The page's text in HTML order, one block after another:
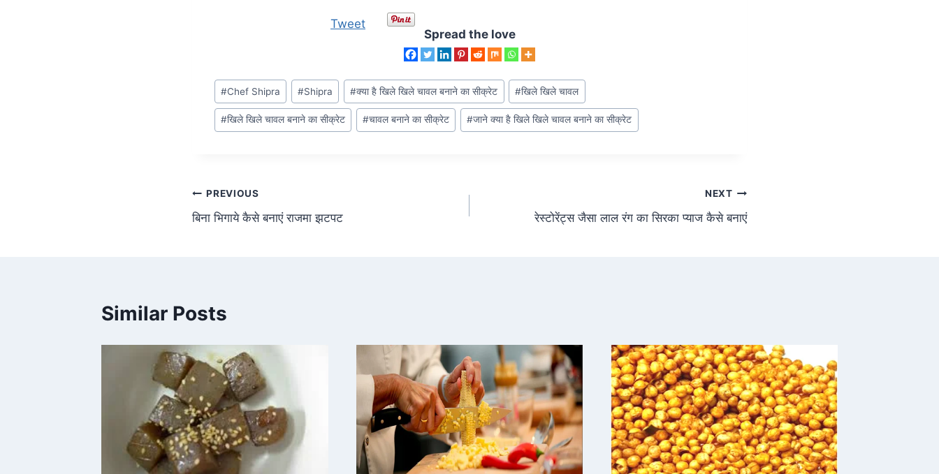
Tweet
Spread the love
#Chef Shipra #Shipra #क्या है खिले खिले चावल बनाने का सीक्रेट #खिले खिले चावल
#खिले खिले चावल बनाने का सीक्रेट #चावल बनाने का सीक्रेट #जाने क्या है खिले खिले चावल बनाने का सीक्रेट
PREVIOUS
बिना भिगाये कैसे बनाएं राजमा झटपट
NEXT
रेस्टोरेंट्स जैसा लाल रंग का सिरका प्याज कैसे बनाएं
Similar Posts